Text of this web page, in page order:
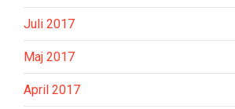
Juli 2017
Maj 2017
April 2017